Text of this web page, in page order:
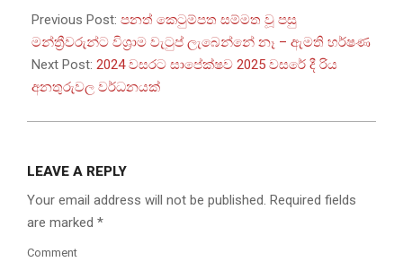
01-
08
Previous Post: පනත් කෙටුම්පත සම්මත වූ පසු
මන්ත්‍රීවරුන්ට විශ්‍රාම වැටුප් ලැබෙන්නේ නෑ – ඇමති හර්ෂණ
Next Post: 2024 වසරට සාපේක්ෂව 2025 වසරේ දී රිය
අනතුරුවල වර්ධනයක්
LEAVE A REPLY
Your email address will not be published. Required fields
are marked *
Comment